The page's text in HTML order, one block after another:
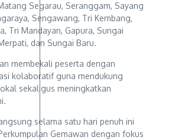
Segarau, Seranggam, Sayang
Sengawang, Tri Kembang,
Tri Mandayan, Gapura, Sungai
dan Sungai Baru.
membekali peserta dengan
kolaboratif guna mendukung
sekaligus meningkatkan
selama satu hari penuh ini
Gemawan dengan fokus